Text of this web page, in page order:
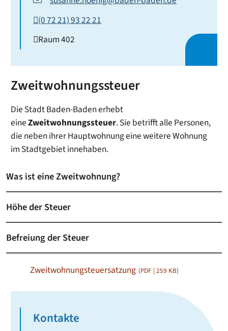
(07221) 932221
Raum402
Zweitwohnungssteuer
Die Stadt Baden-Baden erhebt
eineZweitwohnungssteuer. Sie betrifft alle Personen,
die neben ihrer Hauptwohnung eine weitere Wohnung
im Stadtgebiet innehaben.
Was ist eine Zweitwohnung?
Höhe der Steuer
Befreiung der Steuer
Zweitwohnungsteuersatzung (PDF | 259 KB)
Kontakte